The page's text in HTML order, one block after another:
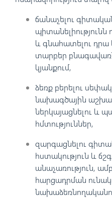
ճանաչելու
և գնահատելու դրա
տարբեր
կյանքում,
ձեռք բերելու
նախագծային
ներկայացնելու և
հմտություններ,
զարգացնելու
հստակություն և
անաչառություն,
հարցադրման